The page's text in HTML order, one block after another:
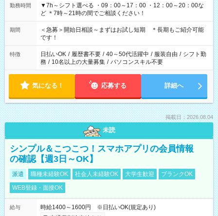
勤務時間
▼7h～シフト選べる ・09：00～17：00 ・12：00～20：00な
ど ＊7時～21時の間でご相談ください！
期間
＜急募＞開始日相談～まずはお試し短期 ＊長期もご紹介可能
です！
特徴 日払いOK / 履歴書不要 / 40～50代活躍中 / 服装自由 / シフト勤
務 / 10名以上の大量募集 / パソコンスキル不要
気になる！ 応募する 詳細へ
掲載日：2026.08.04
未読
シンプル＆こつこつ！スマホアプリの会員情報
の確認【週3日～OK】
派遣 職種未経験OK 社会人未経験OK 大学生歓迎
ブランクOK
WEB登録・面接OK
給与
時給1400～1600円 ※日払いOK(規定あり)